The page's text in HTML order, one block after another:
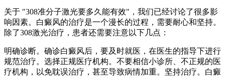
关于 "308准分子激光要多久能有效"，我们已经讨论了很多影
响因素。白癜风的治疗是一个漫长的过程，需要耐心和坚持。
除了308激光治疗，患者还需要注意以下几点：
明确诊断。确诊白癜风后，要及时就医，在医生的指导下进行
规范治疗。选择正规医疗机构。不要相信小诊所、不正规的医
疗机构，以免耽误治疗，甚至导致病情加重。坚持治疗。白癜